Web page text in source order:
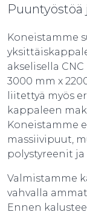
Puuntyöstöä
Koneistamme
akselisella
3000 mm x
liitettyä myös
kappaleen
Koneistamme
massiivipuut,
polystyreenit
Valmistamme
vahvalla
Ennen